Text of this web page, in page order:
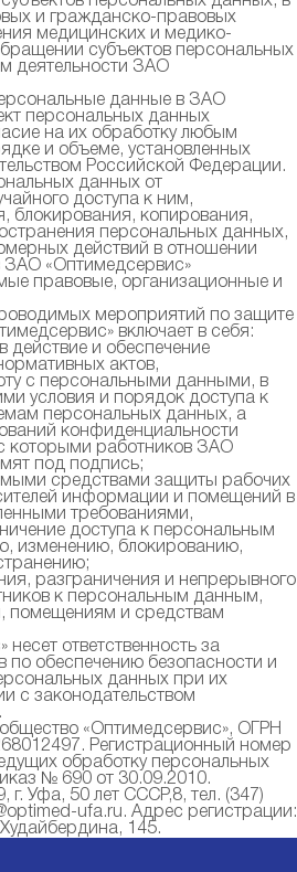
и гражданско-правовых
медицинских и медико-
субъектов персональных
деятельности ЗАО
данные в ЗАО
персональных данных
на их обработку любым
и объеме, установленных
Российской Федерации.
данных от
доступа к ним,
блокирования, копирования,
персональных данных,
действий в отношении
ЗАО «Оптимедсервис»
правовые, организационные и
мероприятий по защите
включает в себя:
действие и обеспечение
актов,
с персональными данными, в
условия и порядок доступа к
персональных данных, а
конфиденциальности
которыми работников ЗАО
под подпись;
средствами защиты рабочих
информации и помещений в
требованиями,
доступа к персональным
изменению, блокированию,
разграничения и непрерывного
к персональным данным,
помещениям и средствам
ответственность за
по обеспечению безопасности и
данных при их
с законодательством
«Оптимедсервис», ОГРН
Регистрационный номер
обработку персональных
№ 690 от 30.09.2010.
г. Уфа, 50 лет СССР,8, тел. (347)
ufa.ru . Адрес регистрации:
145.